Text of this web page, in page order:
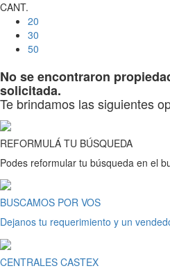
CANT.
20
30
50
No se encontraron
solicitada.
Te brindamos las siguientes
REFORMULÁ TU BÚSQUEDA
Podes reformular tu búsqueda en el
BUSCAMOS POR VOS
Dejanos tu requerimiento y un
CENTRALES CASTEX